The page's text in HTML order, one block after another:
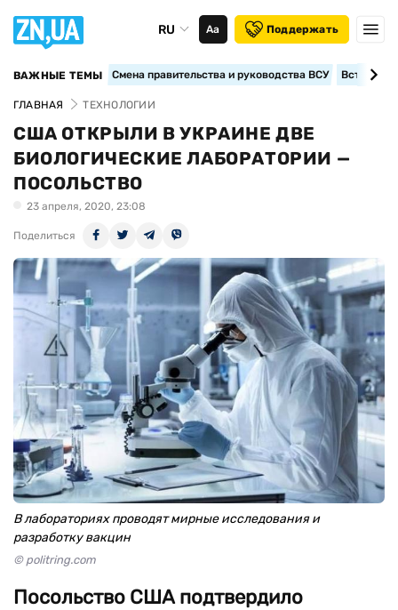
RU Аа Поддержать
ВАЖНЫЕ ТЕМЫ Смена правительства и руководства ВСУ
ГЛАВНАЯ ТЕХНОЛОГИИ
США ОТКРЫЛИ В УКРАИНЕ ДВЕ
БИОЛОГИЧЕСКИЕ ЛАБОРАТОРИИ —
ПОСОЛЬСТВО
23 апреля, 2020, 23:08
Поделиться
В лабораториях проводят мирные исследования и
разработку вакцин
© politring.com
Посольство США подтвердило